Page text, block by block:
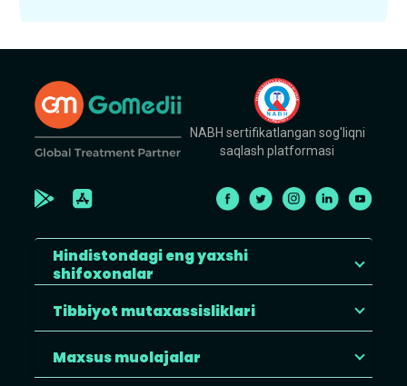
NABH sertifikatlangan sog'liqni
saqlash platformasi
Hindistondagi eng yaxshi
shifoxonalar
Tibbiyot mutaxassisliklari
Maxsus muolajalar